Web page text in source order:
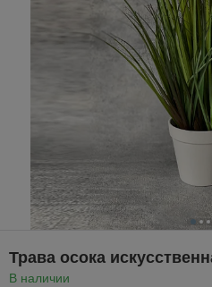
Трава осока
В наличии